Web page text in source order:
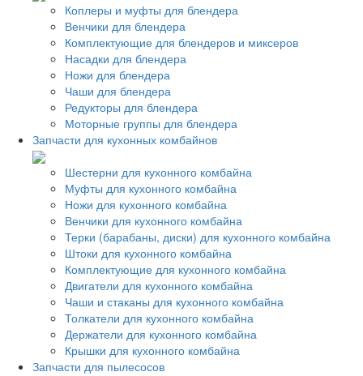
Коплеры и муфты для блендера
Венчики для блендера
Комплектующие для блендеров и миксеров
Насадки для блендера
Ножи для блендера
Чаши для блендера
Редукторы для блендера
Моторные группы для блендера
Запчасти для кухонных комбайнов
Шестерни для кухонного комбайна
Муфты для кухонного комбайна
Ножи для кухонного комбайна
Венчики для кухонного комбайна
Терки (барабаны, диски) для кухонного комбайна
Штоки для кухонного комбайна
Комплектующие для кухонного комбайна
Двигатели для кухонного комбайна
Чаши и стаканы для кухонного комбайна
Толкатели для кухонного комбайна
Держатели для кухонного комбайна
Крышки для кухонного комбайна
Запчасти для пылесосов